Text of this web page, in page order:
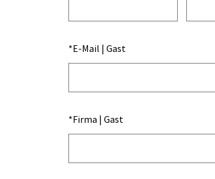
*E-Mail | Gast
*Firma | Gast